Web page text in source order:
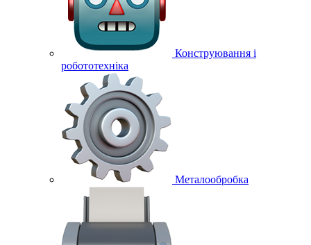
Конструювання і
робототехніка
Металообробка